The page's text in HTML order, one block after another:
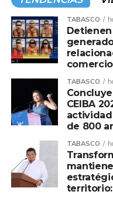
TABASCO
TABASCO
CEIBA
de 800
TABASCO